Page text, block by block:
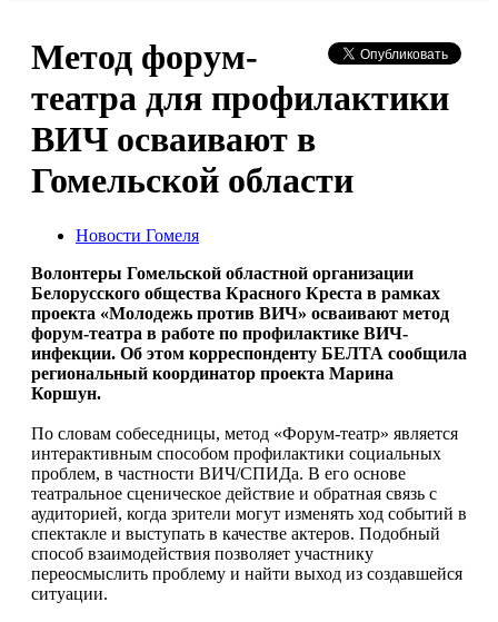
Метод форум-
театра для профилактики
ВИЧ осваивают в
Гомельской области
Новости Гомеля
Волонтеры Гомельской областной организации
Белорусского общества Красного Креста в рамках
проекта «Молодежь против ВИЧ» осваивают метод
форум-театра в работе по профилактике ВИЧ-
инфекции. Об этом корреспонденту БЕЛТА сообщила
региональный координатор проекта Марина
Коршун.
По словам собеседницы, метод «Форум-театр» является
интерактивным способом профилактики социальных
проблем, в частности ВИЧ/СПИДа. В его основе
театральное сценическое действие и обратная связь с
аудиторией, когда зрители могут изменять ход событий в
спектакле и выступать в качестве актеров. Подобный
способ взаимодействия позволяет участнику
переосмыслить проблему и найти выход из создавшейся
ситуации.